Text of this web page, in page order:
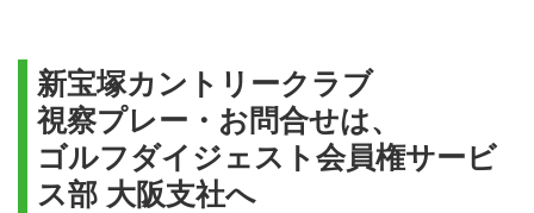
新宝塚カントリークラブ
視察プレー・お問合せは、
ゴルフダイジェスト会員権サービ
ス部 大阪支社へ